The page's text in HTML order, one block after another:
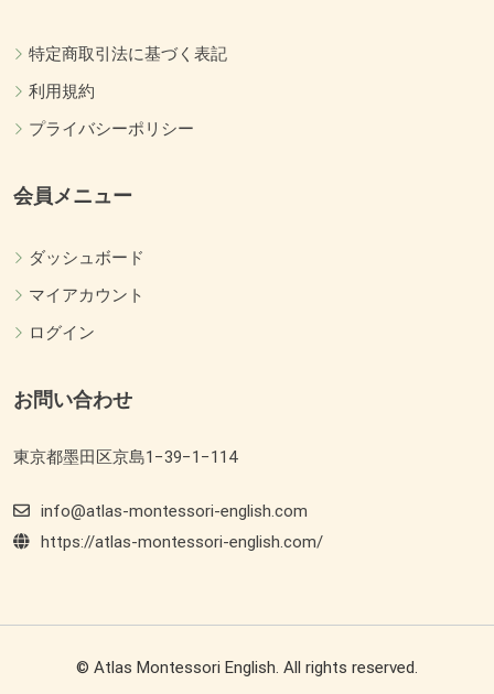
特定商取引法に基づく表記
利用規約
プライバシーポリシー
会員メニュー
ダッシュボード
マイアカウント
ログイン
お問い合わせ
東京都墨田区京島1−39−1−114
info@atlas-montessori-english.com
https://atlas-montessori-english.com/
© Atlas Montessori English. All rights reserved.